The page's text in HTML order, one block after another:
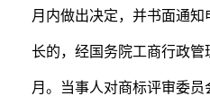
月内做出决定，并书面通
长的，经国务院工商行政
月。当事人对商标评审委